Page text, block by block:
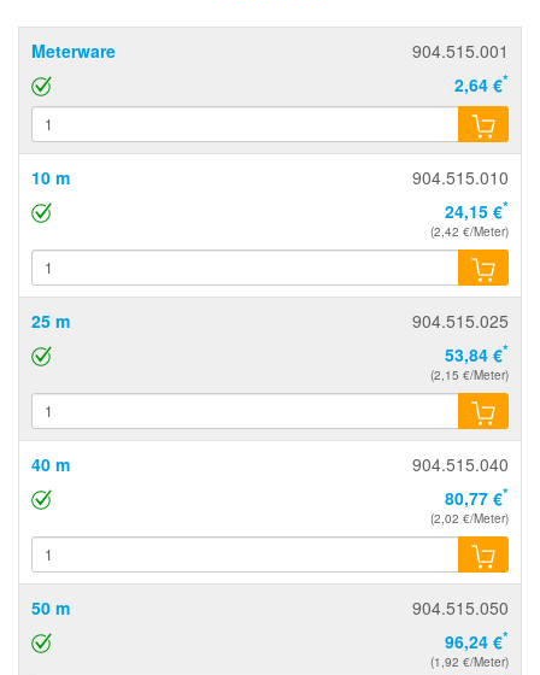
Meterware
904.515.001
2,64 €*
10 m
904.515.010
24,15 €*
(2,42 €/Meter)
25 m
904.515.025
53,84 €*
(2,15 €/Meter)
40 m
904.515.040
80,77 €*
(2,02 €/Meter)
50 m
904.515.050
96,24 €*
(1,92 €/Meter)